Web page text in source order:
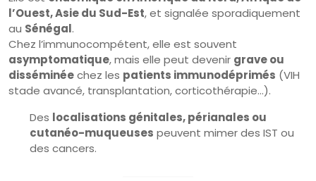
l’Ouest, Asie du Sud-Est, et signalée sporadiquement
au Sénégal.
Chez l’immunocompétent, elle est souvent
asymptomatique, mais elle peut devenir grave ou
disséminéechez les patients immunodéprimés (VIH
stade avancé, transplantation, corticothérapie…).
Des localisations génitales, périanales ou
cutanéo-muqueuses peuvent mimer des IST ou
des cancers.